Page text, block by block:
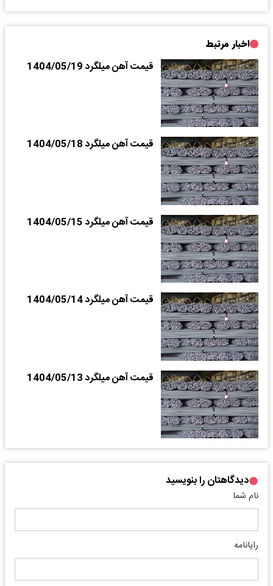
اخبار مرتبط
قیمت آهن میلگرد 1404/05/19
قیمت آهن میلگرد 1404/05/18
قیمت آهن میلگرد 1404/05/15
قیمت آهن میلگرد 1404/05/14
قیمت آهن میلگرد 1404/05/13
دیدگاهتان را بنویسید
نام شما
رایانامه